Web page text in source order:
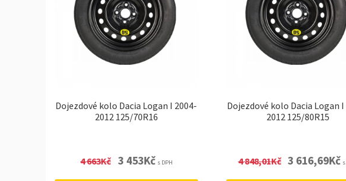
Dojezdové kolo Dacia Logan I 2004-
2012 125/70R16
4 663Kč
Original
3 453KčCurrent
s DPH
Dojezdové kolo Dacia Logan I
2012 125/80R15
4 848,01Kč
Original
3 616,69Kč